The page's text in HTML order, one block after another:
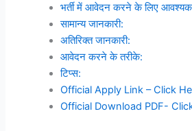
भर्ती में आवेदन करने के लिए
सामान्य जानकारी:
अतिरिक्त जानकारी:
आवेदन करने के तरीके:
टिप्स:
Official Apply Link – Click
Official Download PDF-